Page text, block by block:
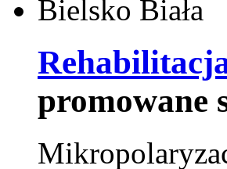
promowane